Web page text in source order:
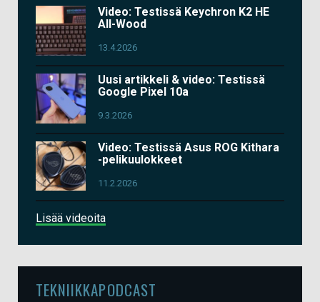
Video: Testissä Keychron K2 HE
All-Wood
13.4.2026
Uusi artikkeli & video: Testissä
Google Pixel 10a
9.3.2026
Video: Testissä Asus ROG Kithara
-pelikuulokkeet
11.2.2026
Lisää videoita
TEKNIIKKAPODCAST